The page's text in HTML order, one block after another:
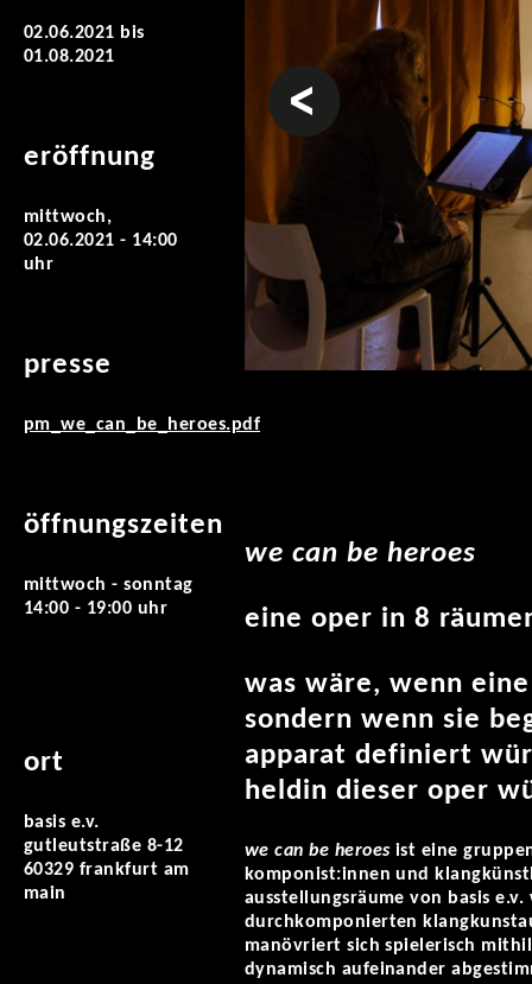
02.06.2021 bis
01.08.2021
eröffnung
mittwoch,
02.06.2021 - 14:00
uhr
presse
pm_we_can_be_heroes.pdf
öffnungszeiten
mittwoch - sonntag
14:00 - 19:00 uhr
ort
basis e.v.
gutleutstraße 8-12
60329 frankfurt am
main
vorheriges
we can be heroes
eine oper in 8
was wäre, wenn
sondern wenn sie
apparat definiert
heldin dieser oper
we can be heroesist eine
komponist:innen und
ausstellungsräume von basis
durchkomponierten
manövriert sich spielerisch
dynamisch aufeinander